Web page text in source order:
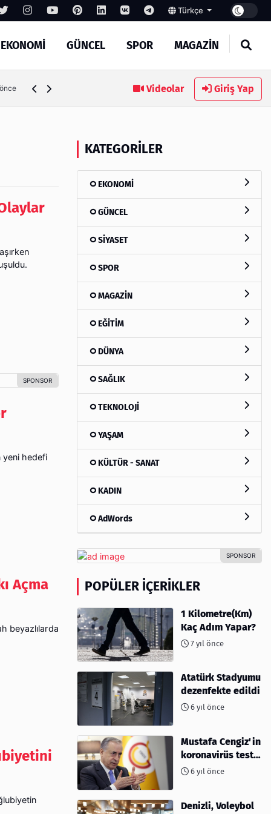
Türkçe
EKONOMİ GÜNCEL SPOR MAGAZİN
Videolar Giriş Yap
yeni hedefi
Açma
beyazlılarda
KATEGORILER
EKONOMİ
GÜNCEL
SİYASET
SPOR
MAGAZİN
EĞİTİM
DÜNYA
SAĞLIK
TEKNOLOJİ
YAŞAM
KÜLTÜR - SANAT
KADIN
AdWords
POPÜLER İÇERIKLER
1 Kilometre(Km)
Kaç Adım Yapar?
7 yıl önce
Atatürk Stadyumu
dezenfekte edildi
6 yıl önce
Mustafa Cengiz'in
koronavirüs test
sonucu açıklandı
6 yıl önce
Denizli, Voleybol